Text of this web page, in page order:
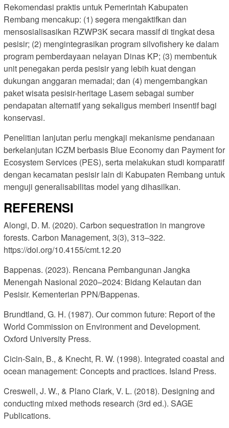
Rekomendasi praktis untuk Pemerintah Kabupaten
Rembang mencakup: (1) segera mengaktifkan dan
mensosialisasikan RZWP3K secara massif di tingkat desa
pesisir; (2) mengintegrasikan program silvofishery ke dalam
program pemberdayaan nelayan Dinas KP; (3) membentuk
unit penegakan perda pesisir yang lebih kuat dengan
dukungan anggaran memadai; dan (4) mengembangkan
paket wisata pesisir-heritage Lasem sebagai sumber
pendapatan alternatif yang sekaligus memberi insentif bagi
konservasi.
Penelitian lanjutan perlu mengkaji mekanisme pendanaan
berkelanjutan ICZM berbasis Blue Economy dan Payment for
Ecosystem Services (PES), serta melakukan studi komparatif
dengan kecamatan pesisir lain di Kabupaten Rembang untuk
menguji generalisabilitas model yang dihasilkan.
REFERENSI
Alongi, D. M. (2020). Carbon sequestration in mangrove
forests. Carbon Management, 3(3), 313–322.
https://doi.org/10.4155/cmt.12.20
Bappenas. (2023). Rencana Pembangunan Jangka
Menengah Nasional 2020–2024: Bidang Kelautan dan
Pesisir. Kementerian PPN/Bappenas.
Brundtland, G. H. (1987). Our common future: Report of the
World Commission on Environment and Development.
Oxford University Press.
Cicin-Sain, B., & Knecht, R. W. (1998). Integrated coastal and
ocean management: Concepts and practices. Island Press.
Creswell, J. W., & Plano Clark, V. L. (2018). Designing and
conducting mixed methods research (3rd ed.). SAGE
Publications.